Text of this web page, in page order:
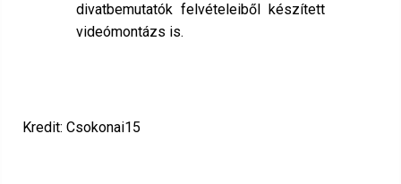
divatbemutatók felvételeiből készített
videómontázs is.
Kredit: Csokonai15